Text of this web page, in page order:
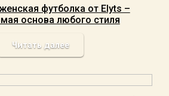
футболка от Elyts –
основа любого стиля
Читать далее